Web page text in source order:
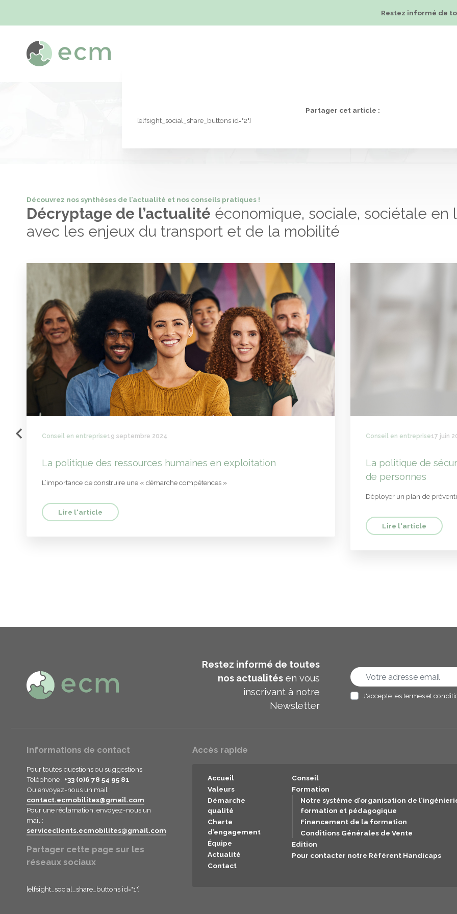
Restez informé de
Partager cet article :
[elfsight_social_share_buttons id="2"]
Découvrez nos synthèses de l’actualité et nos conseils pratiques !
Décryptage de l’actualité économique, sociale, sociétale en
avec les enjeux du transport et de la mobilité
Conseil en entreprise19 septembre 2024
La politique des ressources humaines en exploitation
L’importance de construire une « démarche compétences »
Lire l'article
Conseil en entreprise17 juin
La politique de
de personnes
Déployer un plan de
Lire l'article
Restez informé de toutes
nos actualités en vous
inscrivant à notre
Newsletter
J'accepte les termes et
Informations de contact
Pour toutes questions ou suggestions
Téléphone : +33 (0)6 78 54 95 81
Ou envoyez-nous un mail :
contact.ecmobilites@gmail.com
Pour une réclamation, envoyez-nous un
mail :
serviceclients.ecmobilites@gmail.com
Partager cette page sur les
réseaux sociaux
[elfsight_social_share_buttons id="1"]
Accès rapide
Accueil
Valeurs
Démarche
qualité
Charte
d’engagement
Équipe
Actualité
Contact
Conseil
Formation
Notre système d’organisation de
formation et pédagogique
Financement de la formation
Conditions Générales de Vente
Edition
Pour contacter notre Référent Handicaps